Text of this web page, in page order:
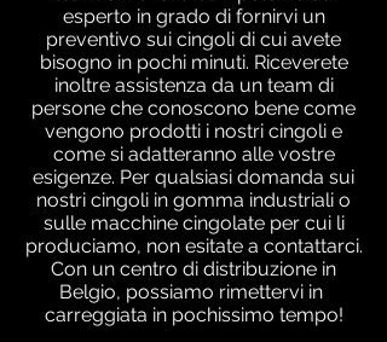
esperto in grado di fornirvi un
preventivo sui cingoli di cui avete
bisogno in pochi minuti. Riceverete
inoltre assistenza da un team di
persone che conoscono bene come
vengono prodotti i nostri cingoli e
come si adatteranno alle vostre
esigenze. Per qualsiasi domanda sui
nostri cingoli in gomma industriali o
sulle macchine cingolate per cui li
produciamo, non esitate a contattarci.
Con un centro di distribuzione in
Belgio, possiamo rimettervi in ​​
carreggiata in pochissimo tempo!